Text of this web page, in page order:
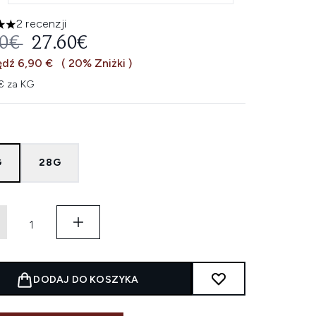
na maksymalnie 5
2 recenzji
CENA DETALICZNA:
AKTUALNA CENA:
27.60€
6,90 € ( 20% Zniżki )
za KG
28G
DODAJ DO KOSZYKA